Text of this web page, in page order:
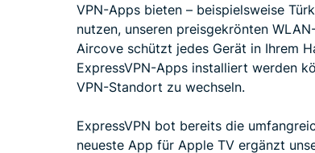
VPN-Apps bieten – beispielsweise
nutzen, unseren preisgekrönten
Aircove schützt jedes Gerät in Ihrem
ExpressVPN-Apps installiert werden
VPN-Standort zu wechseln.
ExpressVPN bot bereits die
neueste App für Apple TV ergänzt